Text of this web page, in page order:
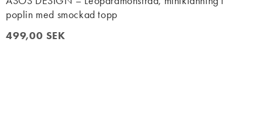
poplin med smockad topp
499,00 SEK
499,00 SEK